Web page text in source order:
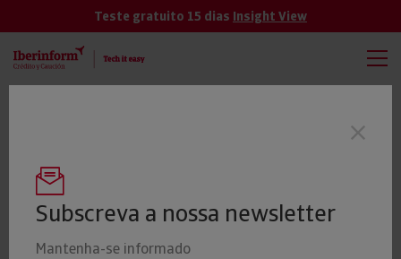
Teste gratuito 15 dias Insight View
Últimas notícias
Subscreva a nossa newsletter
Mantenha-se informado